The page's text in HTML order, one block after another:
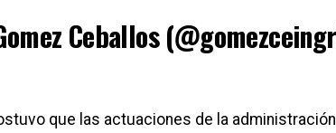
Ceballos
que las actuaciones de la